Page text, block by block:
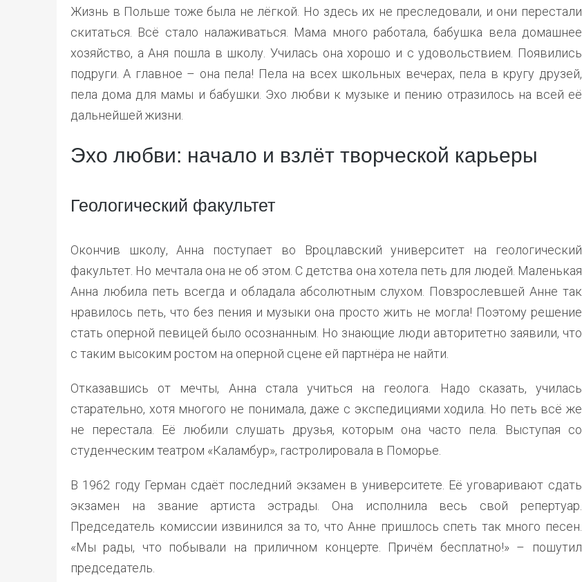
Жизнь в Польше тоже была не лёгкой. Но здесь их не преследовали, и они перестали
скитаться. Всё стало налаживаться. Мама много работала, бабушка вела домашнее
хозяйство, а Аня пошла в школу. Училась она хорошо и с удовольствием. Появились
подруги. А главное – она пела! Пела на всех школьных вечерах, пела в кругу друзей,
пела дома для мамы и бабушки. Эхо любви к музыке и пению отразилось на всей её
дальнейшей жизни.
Эхо любви: начало и взлёт творческой карьеры
Геологический факультет
Окончив школу, Анна поступает во Вроцлавский университет на геологический
факультет. Но мечтала она не об этом. С детства она хотела петь для людей. Маленькая
Анна любила петь всегда и обладала абсолютным слухом. Повзрослевшей Анне так
нравилось петь, что без пения и музыки она просто жить не могла! Поэтому решение
стать оперной певицей было осознанным. Но знающие люди авторитетно заявили, что
с таким высоким ростом на оперной сцене ей партнёра не найти.
Отказавшись от мечты, Анна стала учиться на геолога. Надо сказать, училась
старательно, хотя многого не понимала, даже с экспедициями ходила. Но петь всё же
не перестала. Её любили слушать друзья, которым она часто пела. Выступая со
студенческим театром «Каламбур», гастролировала в Поморье.
В 1962 году Герман сдаёт последний экзамен в университете. Её уговаривают сдать
экзамен на звание артиста эстрады. Она исполнила весь свой репертуар.
Председатель комиссии извинился за то, что Анне пришлось спеть так много песен.
«Мы рады, что побывали на приличном концерте. Причём бесплатно!» – пошутил
председатель.